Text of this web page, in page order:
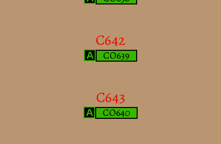
C642
A CO639
C643
A CO640